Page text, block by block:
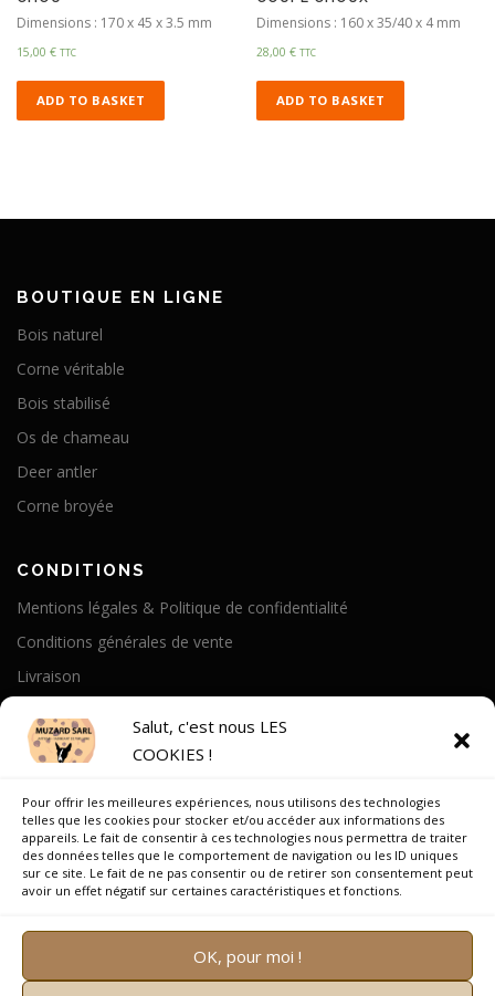
Salut, c'est nous LES
COOKIES !
Pour offrir les meilleures expériences, nous utilisons des technologies
telles que les cookies pour stocker et/ou accéder aux informations des
appareils. Le fait de consentir à ces technologies nous permettra de traiter
des données telles que le comportement de navigation ou les ID uniques
sur ce site. Le fait de ne pas consentir ou de retirer son consentement peut
avoir un effet négatif sur certaines caractéristiques et fonctions.
OK, pour moi !
Dimensions : 170 x 45 x 3.5 mm
15,00 € TTC
ADD TO BASKET
Dimensions : 160 x 35/40 x 4 mm
28,00€ TTC
ADD TO BASKET
BOUTIQUE EN LIGNE
Bois naturel
Corne véritable
Bois stabilisé
Os de chameau
Deer antler
Corne broyée
CONDITIONS
Mentions légales & Politique de confidentialité
Conditions générales de vente
Livraison
Notre Histoire
On parle de nous
Recrutement